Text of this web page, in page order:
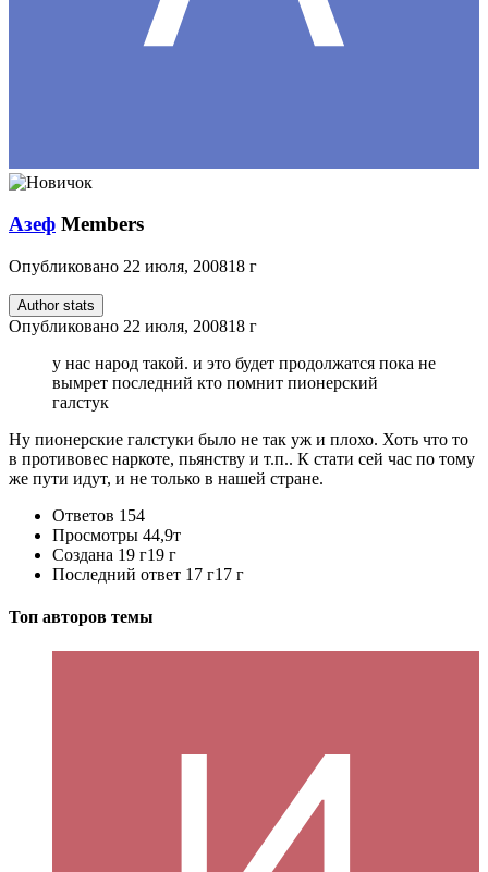
Азеф Members
Опубликовано 22 июля, 200818 г
Author stats
Опубликовано 22 июля, 200818 г
у нас народ такой. и это будет продолжатся пока не
вымрет последний кто помнит пионерский
галстук
Ну пионерские галстуки было не так уж и плохо. Хоть что то
в противовес наркоте, пьянству и т.п.. К стати сей час по тому
же пути идут, и не только в нашей стране.
Ответов 154
Просмотры 44,9т
Создана 19 г19 г
Последний ответ 17 г17 г
Топ авторов темы